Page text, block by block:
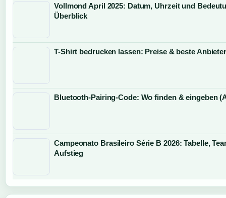
Vollmond April 2025: Datum, Uhrzeit und
Überblick
T-Shirt bedrucken lassen: Preise & beste
Bluetooth-Pairing-Code: Wo finden & eingeben
Campeonato Brasileiro Série B 2026: Tabelle,
Aufstieg